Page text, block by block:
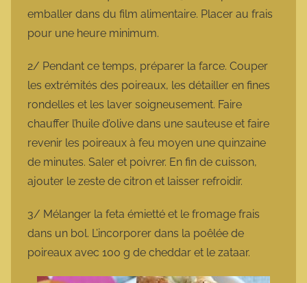
emballer dans du film alimentaire. Placer au frais
pour une heure minimum.
2/ Pendant ce temps, préparer la farce. Couper
les extrémités des poireaux, les détailler en fines
rondelles et les laver soigneusement. Faire
chauffer l’huile d’olive dans une sauteuse et faire
revenir les poireaux à feu moyen une quinzaine
de minutes. Saler et poivrer. En fin de cuisson,
ajouter le zeste de citron et laisser refroidir.
3/ Mélanger la feta émietté et le fromage frais
dans un bol. L’incorporer dans la poêlée de
poireaux avec 100 g de cheddar et le zataar.